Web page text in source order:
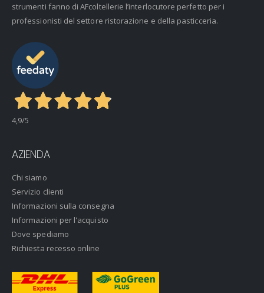
strumenti fanno di AFcoltellerie l’interlocutore perfetto per i
professionisti del settore ristorazione e della pasticceria.
4,9/5
AZIENDA
Chi siamo
Servizio clienti
Informazioni sulla consegna
Informazioni per l'acquisto
Dove spediamo
Richiesta recesso online